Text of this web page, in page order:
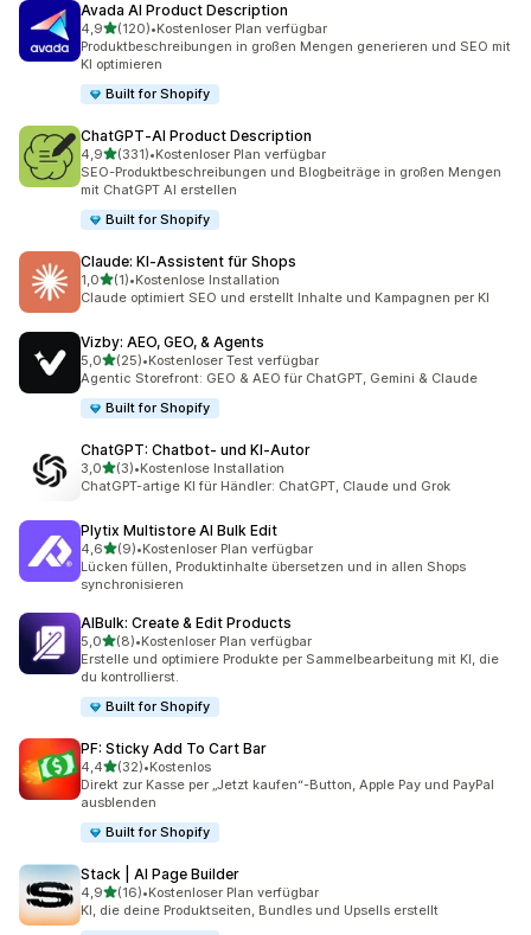
Avada AI Product Description
4,9von 5 Sternen
(120)
120 Rezensionen insgesamt
•Kostenloser Plan verfügbar
Produktbeschreibungen in großen Mengen generieren und SEO mit
KI optimieren
Built for Shopify
ChatGPT‑AI Product Description
4,9von 5 Sternen
(331)
331 Rezensionen insgesamt
•Kostenloser Plan verfügbar
SEO-Produktbeschreibungen und Blogbeiträge in großen Mengen
mit ChatGPT AI erstellen
Built for Shopify
Claude: KI‑Assistent für Shops
1,0von 5 Sternen
(1)
1 Rezensionen insgesamt
•Kostenlose Installation
Claude optimiert SEO und erstellt Inhalte und Kampagnen per KI
Vizby: AEO, GEO, & Agents
5,0von 5 Sternen
(25)
25 Rezensionen insgesamt
•Kostenloser Test verfügbar
Agentic Storefront: GEO & AEO für ChatGPT, Gemini & Claude
Built for Shopify
ChatGPT: Chatbot‑ und KI‑Autor
3,0von 5 Sternen
(3)
3 Rezensionen insgesamt
•Kostenlose Installation
ChatGPT-artige KI für Händler: ChatGPT, Claude und Grok
Plytix Multistore AI Bulk Edit
4,6von 5 Sternen
(9)
9 Rezensionen insgesamt
•Kostenloser Plan verfügbar
Lücken füllen, Produktinhalte übersetzen und in allen Shops
synchronisieren
AIBulk: Create & Edit Products
5,0von 5 Sternen
(8)
8 Rezensionen insgesamt
•Kostenloser Plan verfügbar
Erstelle und optimiere Produkte per Sammelbearbeitung mit KI, die
du kontrollierst.
Built for Shopify
PF: Sticky Add To Cart Bar
4,4von 5 Sternen
(32)
32 Rezensionen insgesamt
•Kostenlos
Direkt zur Kasse per „Jetzt kaufen“-Button, Apple Pay und PayPal
ausblenden
Built for Shopify
Stack | AI Page Builder
4,9von 5 Sternen
(16)
16 Rezensionen insgesamt
•Kostenloser Plan verfügbar
KI, die deine Produktseiten, Bundles und Upsells erstellt